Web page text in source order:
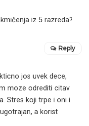
iz 5 razreda?
jos uvek dece,
moze odrediti citav
Stres koji trpe i oni i
a korist
Reply